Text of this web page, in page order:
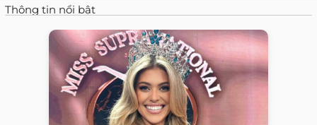
Thông tin nổi bật